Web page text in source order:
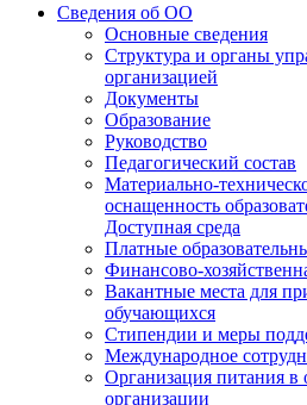
Сведения об ОО
Основные сведения
Структура и органы
организацией
Документы
Образование
Руководство
Педагогический состав
Материально-
оснащенность
Доступная среда
Платные
Финансово-
Вакантные места для
обучающихся
Стипендии и меры
Международное
Организация питания в
организации